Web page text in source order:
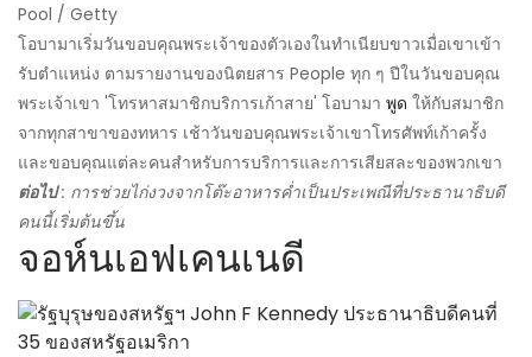
Pool / Getty
โอบามาเริ่มวันขอบคุณพระเจ้าของตัวเองในทำเนียบขาวเมื่อเขาเข้า
รับตำแหน่ง ตามรายงานของนิตยสาร People ทุก ๆ ปีในวันขอบคุณ
พระเจ้าเขา 'โทรหาสมาชิกบริการเก้าสาย' โอบามา พูด ให้กับสมาชิก
จากทุกสาขาของทหาร เช้าวันขอบคุณพระเจ้าเขาโทรศัพท์เก้าครั้ง
และขอบคุณแต่ละคนสำหรับการบริการและการเสียสละของพวกเขา
ต่อไป: การช่วยไก่งวงจากโต๊ะอาหารค่ำเป็นประเพณีที่ประธานาธิบดี
คนนี้เริ่มต้นขึ้น
จอห์นเอฟเคนเนดี